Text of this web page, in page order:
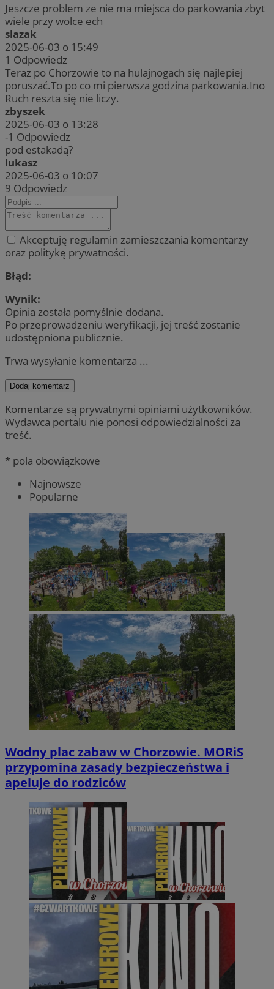
Jeszcze problem ze nie ma miejsca do parkowania zbyt
wiele przy wolce ech
slazak
2025-06-03 o 15:49
1 Odpowiedz
Teraz po Chorzowie to na hulajnogach się najlepiej
poruszać.To po co mi pierwsza godzina parkowania.Ino
Ruch reszta się nie liczy.
zbyszek
2025-06-03 o 13:28
-1 Odpowiedz
pod estakadą?
lukasz
2025-06-03 o 10:07
9 Odpowiedz
Akceptuję regulamin zamieszczania komentarzy
oraz politykę prywatności.
Błąd:
Wynik:
Opinia została pomyślnie dodana.
Po przeprowadzeniu weryfikacji, jej treść zostanie
udostępniona publicznie.
Trwa wysyłanie komentarza ...
Dodaj komentarz
Komentarze są prywatnymi opiniami użytkowników.
Wydawca portalu nie ponosi odpowiedzialności za
treść.
* pola obowiązkowe
Najnowsze
Popularne
Wodny plac zabaw w Chorzowie. MORiS
przypomina zasady bezpieczeństwa i
apeluje do rodziców